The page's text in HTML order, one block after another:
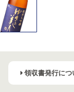
領収書発行につ